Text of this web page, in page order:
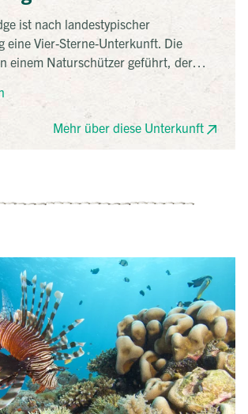
ist nach landestypischer
eine Vier-Sterne-Unterkunft. Die
einem Naturschützer geführt, der
Nachhaltigkeit legt. Sie befindet sich
auf einem Hügel. Der Wind weht
kleinen Hütten, in denen man wohnt.
groß, nicht topmodern, doch sehr
Mehr über diese Unterkunft